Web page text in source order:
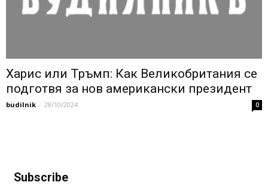
Харис или Тръмп: Как Великобритания се
подготвя за нов американски президент
budilnik - 28/10/2024 0
Subscribe